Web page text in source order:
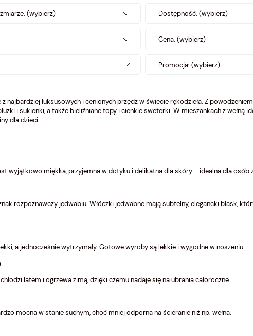
(wybierz) Dostępność: (wybierz)
Cena: (wybierz)
Promocja: (wybierz)
z najbardziej luksusowych i cenionych przędz w świecie rękodzieła. Z
i sukienki, a także bieliźniane topy i cienkie sweterki. W mieszankach z wełną
dla dzieci.
wyjątkowo miękka, przyjemna w dotyku i delikatna dla skóry – idealna dla osób
rozpoznawczy jedwabiu. Włóczki jedwabne mają subtelny, elegancki blask,
a jednocześnie wytrzymały. Gotowe wyroby są lekkie i wygodne w noszeniu.
latem i ogrzewa zimą, dzięki czemu nadaje się na ubrania całoroczne.
mocna w stanie suchym, choć mniej odporna na ścieranie niż np. wełna.